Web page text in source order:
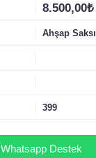
8.500,00₺
Ahşap Saksı
399
Whatsapp Destek